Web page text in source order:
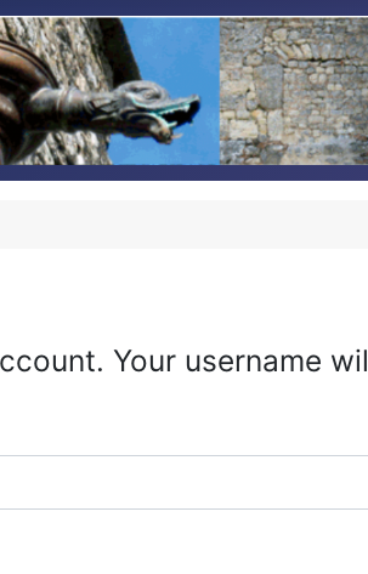
Your username